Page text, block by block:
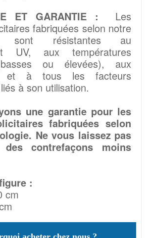
ET GARANTIE :
Les
fabriquées selon notre
sont résistantes au
UV, aux températures
ou élevées), aux
et à tous les facteurs
à son utilisation.
une garantie pour les
fabriquées selon
Ne vous laissez pas
contrefaçons moins
:
cm